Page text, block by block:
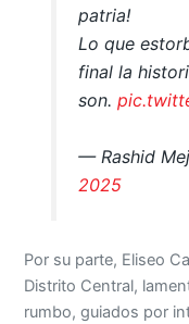
patria!
Lo que
final la
son.
— Rashid
2025
Por su parte, Eliseo
Distrito Central,
rumbo, guiados por